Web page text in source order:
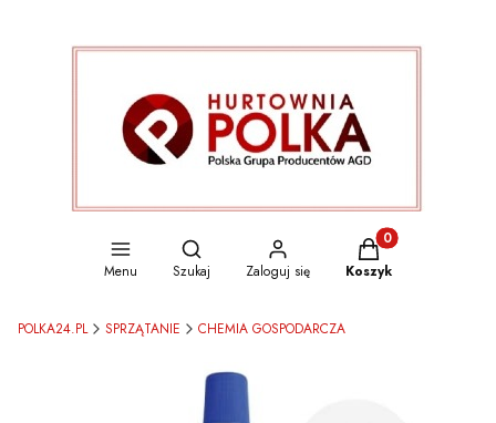
Menu
Otwórz wyszukiwarkę
Szukaj Zaloguj się
Produkty w
Koszyk
POLKA24.PL SPRZĄTANIE CHEMIA GOSPODARCZA